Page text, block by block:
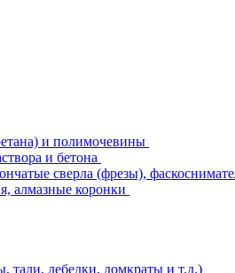
и полимочевины
и бетона
сверла (фрезы),
алмазные коронки
тали, лебедки, домкраты и т.д.)